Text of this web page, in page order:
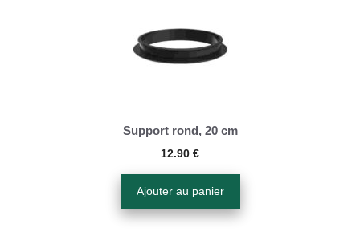
Support rond, 20 cm
12.90 €
Ajouter au panier